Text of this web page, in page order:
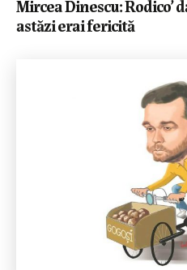
Mircea Dinescu: Rodico’
astăzi erai fericită